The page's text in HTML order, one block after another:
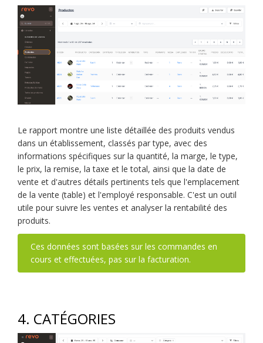
Le rapport montre une liste détaillée des produits vendus
dans un établissement, classés par type, avec des
informations spécifiques sur la quantité, la marge, le type,
le prix, la remise, la taxe et le total, ainsi que la date de
vente et d'autres détails pertinents tels que l'emplacement
de la vente (table) et l'employé responsable. C'est un outil
utile pour suivre les ventes et analyser la rentabilité des
produits.
Ces données sont basées sur les commandes en
cours et effectuées, pas sur la facturation.
4. CATÉGORIES